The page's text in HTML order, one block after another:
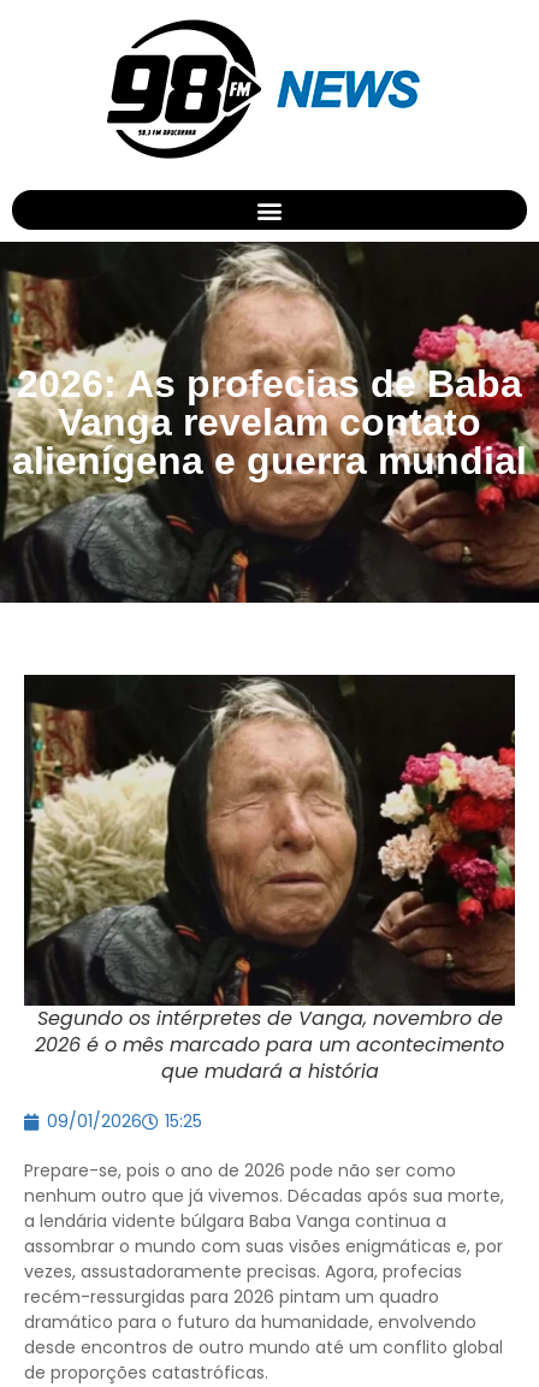
2026: As profecias de Baba
Vanga revelam contato
alienígena e guerra mundial
Segundo os intérpretes de Vanga, novembro de
2026 é o mês marcado para um acontecimento
que mudará a história
09/01/2026 15:25
Prepare-se, pois o ano de 2026 pode não ser como
nenhum outro que já vivemos. Décadas após sua morte,
a lendária vidente búlgara Baba Vanga continua a
assombrar o mundo com suas visões enigmáticas e, por
vezes, assustadoramente precisas. Agora, profecias
recém-ressurgidas para 2026 pintam um quadro
dramático para o futuro da humanidade, envolvendo
desde encontros de outro mundo até um conflito global
de proporções catastróficas.